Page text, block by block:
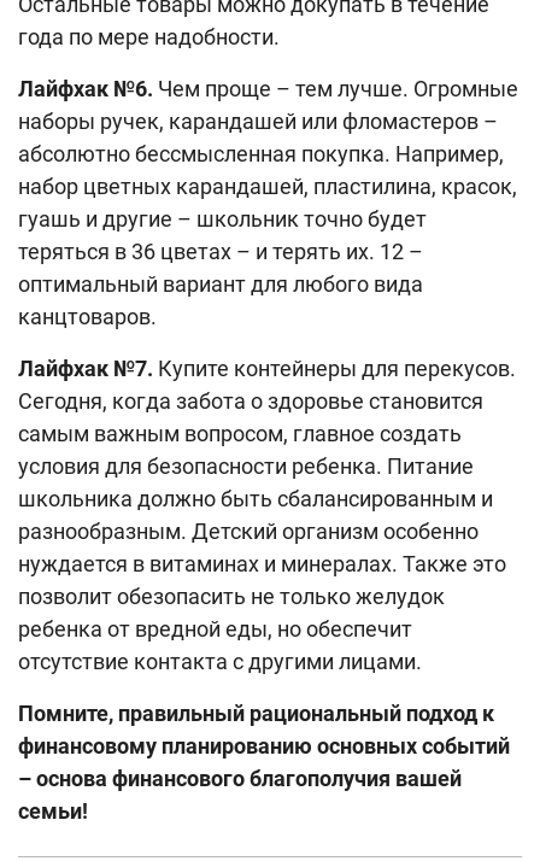
года по мере надобности.
Лайфхак №6. Чем проще – тем лучше. Огромные
наборы ручек, карандашей или фломастеров –
абсолютно бессмысленная покупка. Например,
набор цветных карандашей, пластилина, красок,
гуашь и другие – школьник точно будет
теряться в 36 цветах – и терять их. 12 –
оптимальный вариант для любого вида
канцтоваров.
Лайфхак №7. Купите контейнеры для перекусов.
Сегодня, когда забота о здоровье становится
самым важным вопросом, главное создать
условия для безопасности ребенка. Питание
школьника должно быть сбалансированным и
разнообразным. Детский организм особенно
нуждается в витаминах и минералах. Также это
позволит обезопасить не только желудок
ребенка от вредной еды, но обеспечит
отсутствие контакта с другими лицами.
Помните, правильный рациональный подход к
финансовому планированию основных событий
– основа финансового благополучия вашей
семьи!